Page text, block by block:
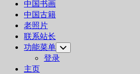
中国书画
中国古籍
老照片
联系站长
功能菜单 Toggle
Child
Menu
登录
主页